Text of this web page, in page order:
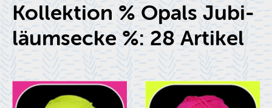
Kol­lek­ti­on % Opals Ju­bi­
lä­ums­ecke %: 28 Ar­ti­kel